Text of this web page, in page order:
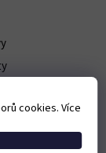
cookies. Více